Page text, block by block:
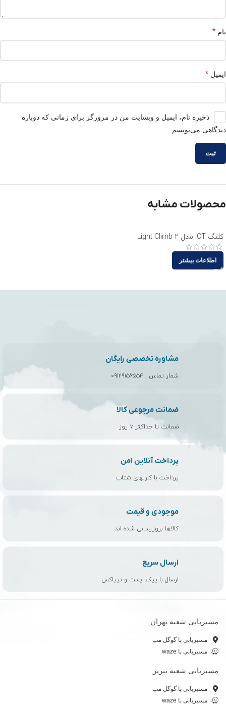
نام *
ایمیل *
ذخیره نام، ایمیل و وبسایت من در مرورگر برای زمانی که دوباره
دیدگاهی می‌نویسم.
محصولات مشابه
کلنگ ICT مدل Light Climb 2
اطلاعات بیشتر
مشاوره تخصصی رایگان
شمار تماس : ۰۹۱۲۹۱۵۶۵۵۴
ضمانت مرجوعی کالا
ضمانت تا حداکثر ۷ روز
پرداخت آنلاین امن
پرداخت با کارتهای شتاب
موجودی و قیمت
کالاها بروزرسانی شده اند
ارسال سریع
ارسال با پیک، پست و تیپاکس
مسیربابی شعبه تهران
مسیریابی با گوگل مپ
مسیریابی با waze
مسیربابی شعبه تبریز
مسیریابی با گوگل مپ
مسیریابی با waze